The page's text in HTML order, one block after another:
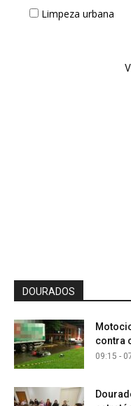
Limpeza urbana
DOURADOS
contra
09:15 -